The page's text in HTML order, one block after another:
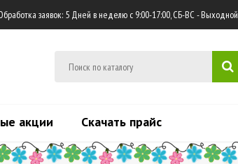
заявок: 5 Дней в неделю с 9:00-17:00, СБ-ВС - Выходной
акции Скачать прайс